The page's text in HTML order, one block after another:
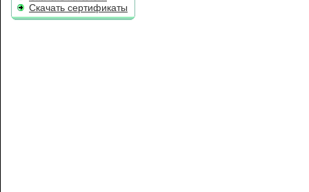
Скачать сертификаты